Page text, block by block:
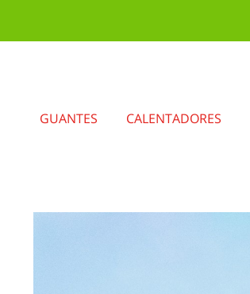
GUANTES CALENTADORES